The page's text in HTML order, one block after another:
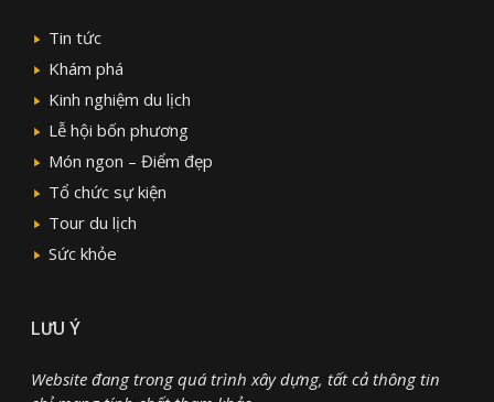
Tin tức
Khám phá
Kinh nghiệm du lịch
Lễ hội bốn phương
Món ngon – Điểm đẹp
Tổ chức sự kiện
Tour du lịch
Sức khỏe
LƯU Ý
Website đang trong quá trình xây dựng, tất cả thông tin